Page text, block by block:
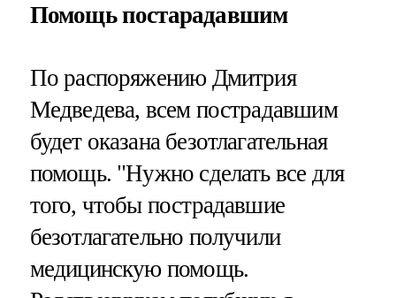
Помощь постарадавшим
По распоряжению Дмитрия
Медведева, всем пострадавшим
будет оказана безотлагательная
помощь. "Нужно сделать все для
того, чтобы пострадавшие
безотлагательно получили
медицинскую помощь.